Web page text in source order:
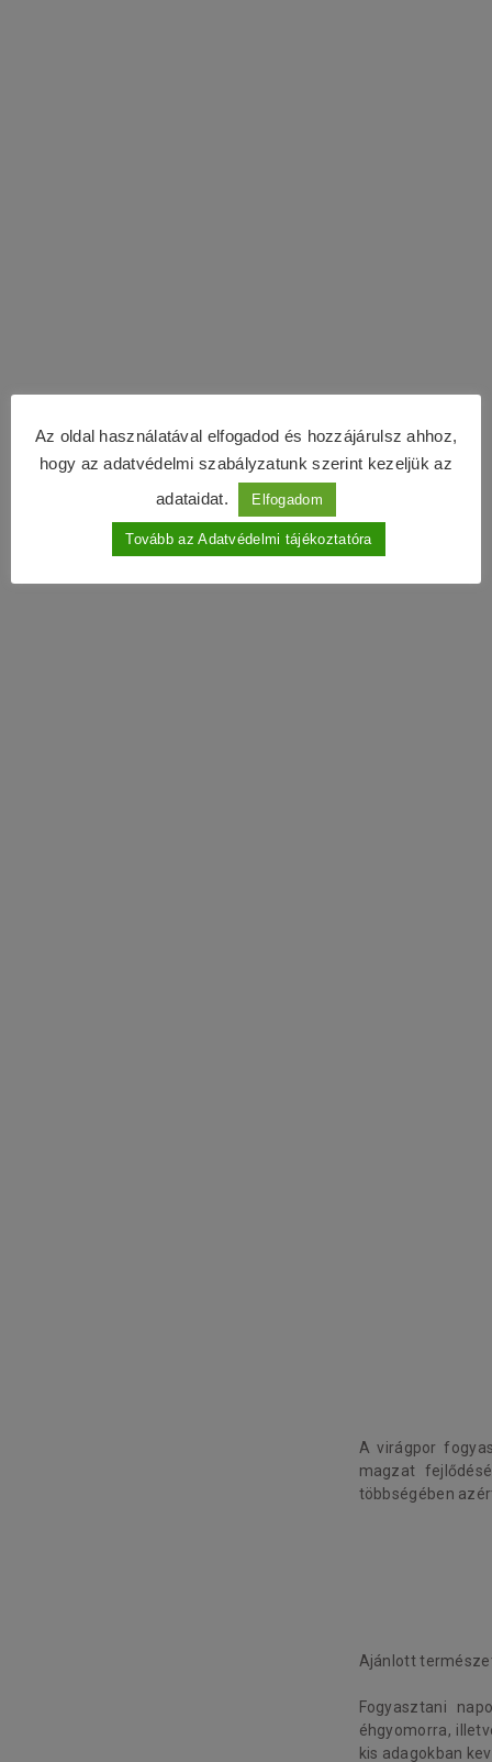
A virágpor
magzat
többségében
Ajánlott
Fogyasztani
éhgyomorra,
kis adagokban
Az oldal használatával elfogadod és hozzájárulsz ahhoz,
hogy az adatvédelmi szabályzatunk szerint kezeljük az
adataidat.
Elfogadom
Tovább az Adatvédelmi tájékoztatóra